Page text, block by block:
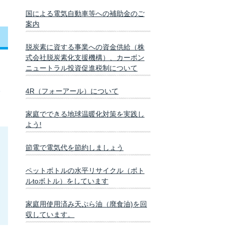
国による電気自動車等への補助金のご
案内
脱炭素に資する事業への資金供給（株
式会社脱炭素化支援機構）、カーボン
ニュートラル投資促進税制について
4R（フォーアール）について
家庭でできる地球温暖化対策を実践し
よう!
節電で電気代を節約しましょう
ペットボトルの水平リサイクル（ボト
ルtoボトル）をしています
家庭用使用済み天ぷら油（廃食油)を回
収しています。